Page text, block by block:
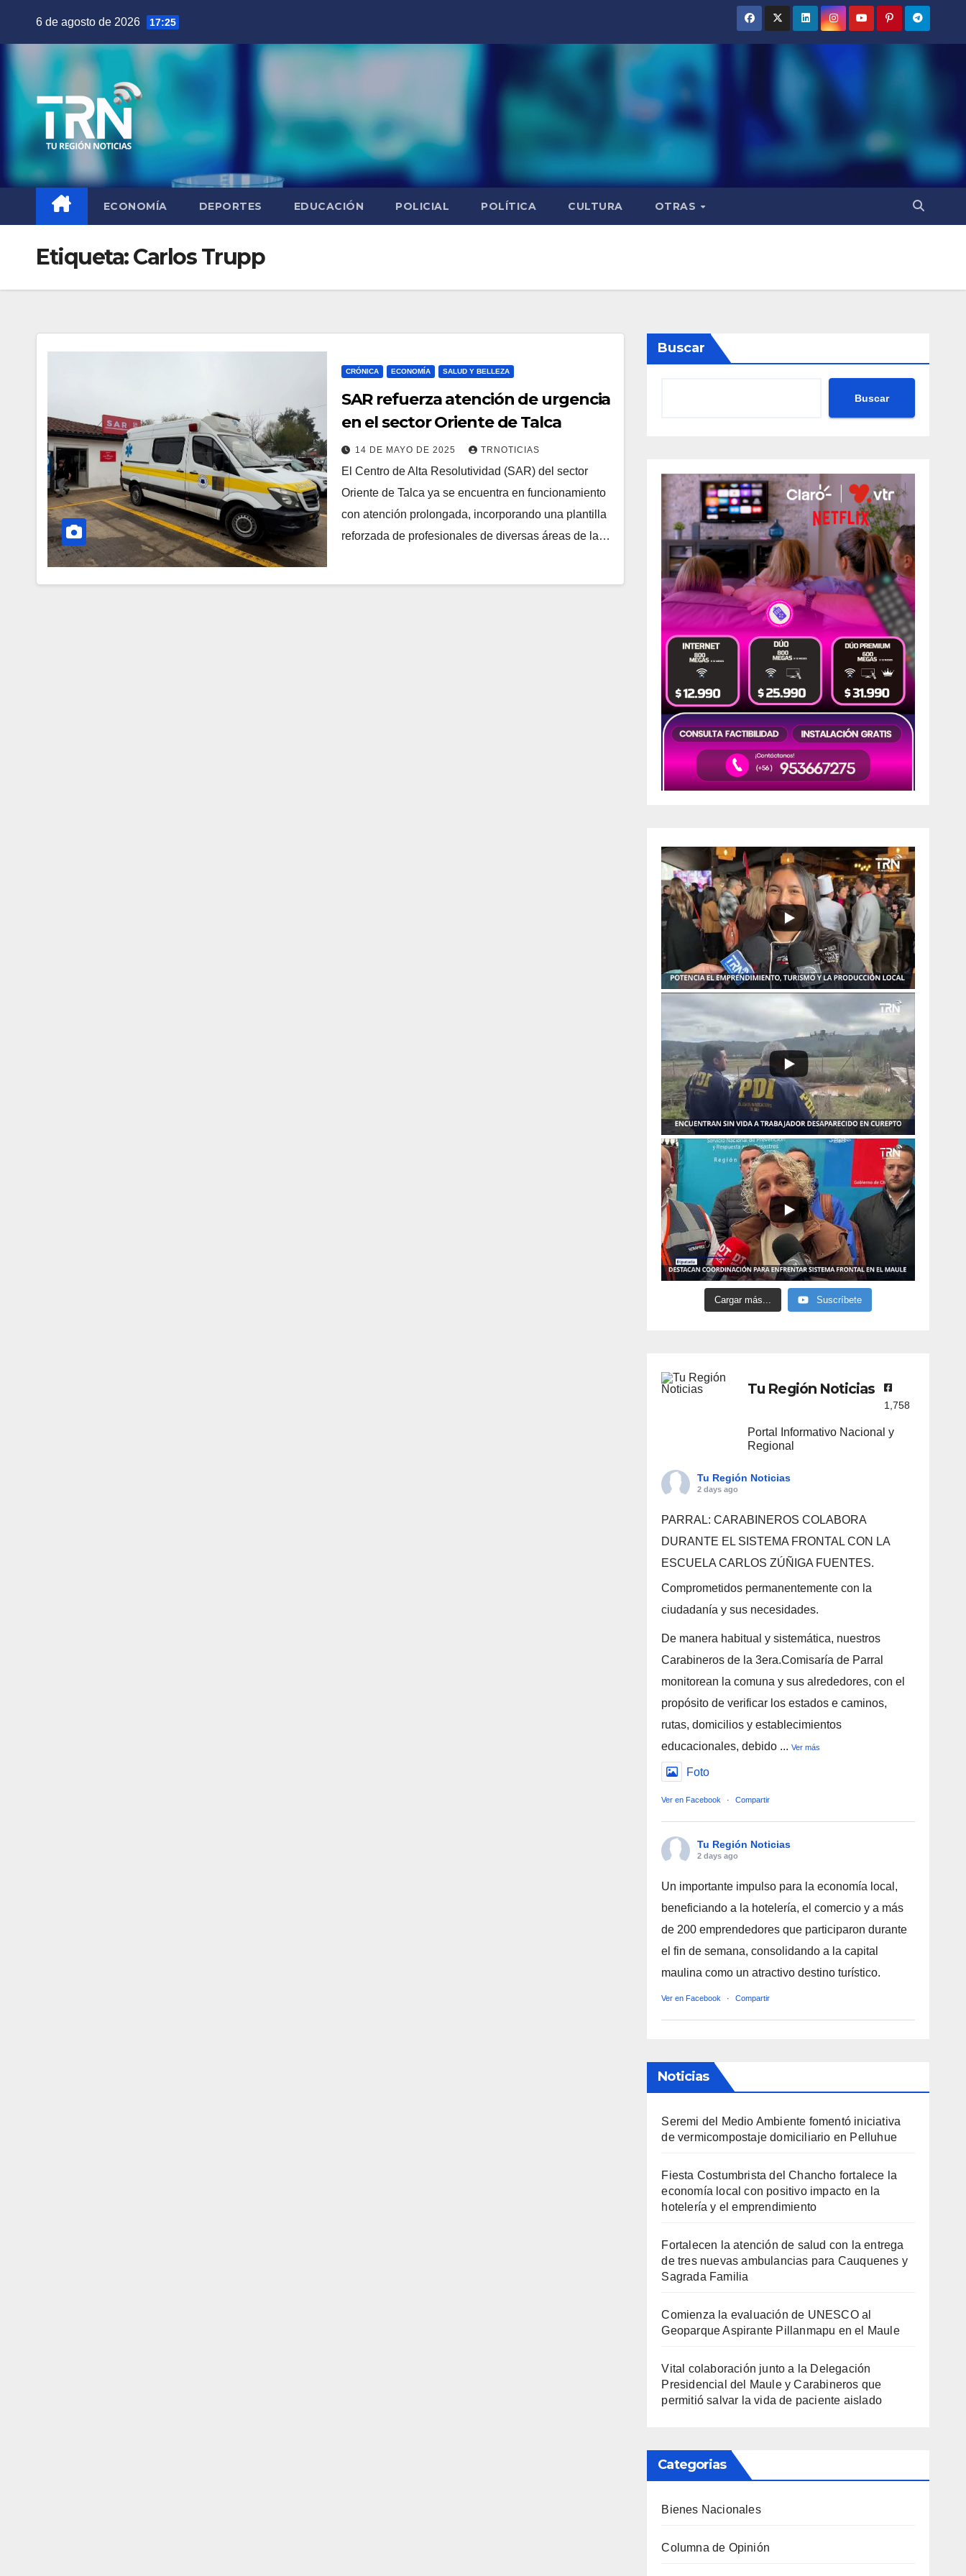
6 de agosto de 2026 17:25
ECONOMÍA DEPORTES EDUCACIÓN POLICIAL POLÍTICA CULTURA OTRAS
Etiqueta:Carlos Trupp
CRÓNICA ECONOMÍA SALUD Y BELLEZA
SAR refuerza atención de urgencia
en el sector Oriente de Talca
14 DE MAYO DE 2025 TRNOTICIAS
El Centro de Alta Resolutividad (SAR) del sector
Oriente de Talca ya se encuentra en funcionamiento
con atención prolongada, incorporando una plantilla
reforzada de profesionales de diversas áreas de la…
Buscar
Buscar
Cargar más... Suscríbete
Tu Región Noticias
1,758
Portal Informativo Nacional y
Regional
Tu Región Noticias
2 days ago
PARRAL: CARABINEROS COLABORA
DURANTE EL SISTEMA FRONTAL CON LA
ESCUELA CARLOS ZÚÑIGA FUENTES.
Comprometidos permanentemente con la
ciudadanía y sus necesidades.
De manera habitual y sistemática, nuestros
Carabineros de la 3era.Comisaría de Parral
monitorean la comuna y sus alrededores, con el
propósito de verificar los estados e caminos,
rutas, domicilios y establecimientos
educacionales, debido ...Ver más
Foto
Ver en Facebook · Compartir
Tu Región Noticias
2 days ago
Un importante impulso para la economía local,
beneficiando a la hotelería, el comercio y a más
de 200 emprendedores que participaron durante
el fin de semana, consolidando a la capital
maulina como un atractivo destino turístico.
Ver en Facebook · Compartir
Noticias
Seremi del Medio Ambiente fomentó iniciativa
de vermicompostaje domiciliario en Pelluhue
Fiesta Costumbrista del Chancho fortalece la
economía local con positivo impacto en la
hotelería y el emprendimiento
Fortalecen la atención de salud con la entrega
de tres nuevas ambulancias para Cauquenes y
Sagrada Familia
Comienza la evaluación de UNESCO al
Geoparque Aspirante Pillanmapu en el Maule
Vital colaboración junto a la Delegación
Presidencial del Maule y Carabineros que
permitió salvar la vida de paciente aislado
Categorias
Bienes Nacionales
Columna de Opinión